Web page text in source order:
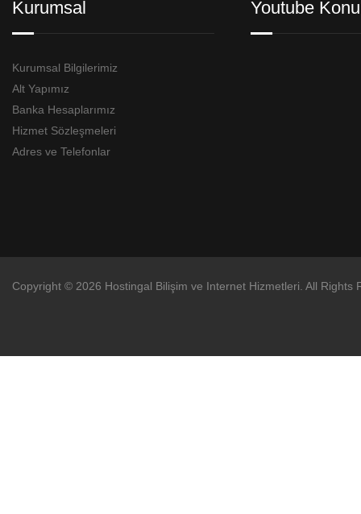
Kurumsal
Kurumsal Bilgilerimiz
Alt Yapımız
Banka Hesaplarımız
Hizmet Sözleşmeleri
Adres ve Telefonlar
Youtube
Copyright © 2026 Hostingal Bilişim ve Internet Hizmetleri. All Rights